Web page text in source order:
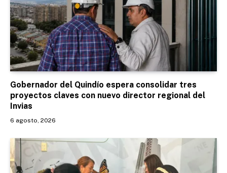
Gobernador del Quindío espera consolidar tres
proyectos claves con nuevo director regional del
Invias
6 agosto, 2026